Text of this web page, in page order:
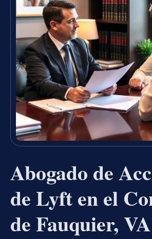
Abogado de
de Lyft en el
de Fauquier, VA